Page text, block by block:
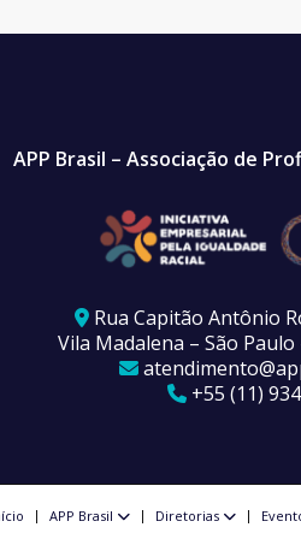
APP Brasil – Associação de
Rua Capitão Antônio
Vila Madalena – São Paulo
+55 (11)
APP Brasil Diretorias